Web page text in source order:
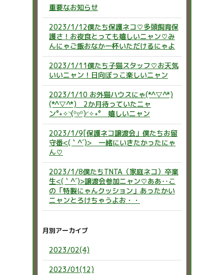
重要なお知らせ
2023/1/12僕たち保護ネコ♡多頭飼育保
護さ！お夜食とっても嬉しいニャン♡み
んにゃご飯おなか一杯いただけるにゃよ
2023/1/11僕たち子猫スタッフ♡お天気
いいニャン！日向ぼっこ楽しいニャン
2023/1/10 お外猫ハウスにゃ(*^▽^*)
(*^▽^*) 2か月待っていたニャ
ン°˖✧◝(⁰▿⁰)◜✧˖° 嬉しいニャン
2023/1/9[保護ネコ譲渡会」僕たちお留
守番<(｀^´)> 一緒にいきたかったにゃ
ん♡
2023/1/8僕たちTNTA（家庭ネコ）卒業
生<(｀^´)>譲渡会参加ニャン♡ああ‥こ
の「特製にゃんクッション」あったかい
ニャンとろけちゃうよお・・
月別アーカイブ
2023/02(4)
2023/01(12)